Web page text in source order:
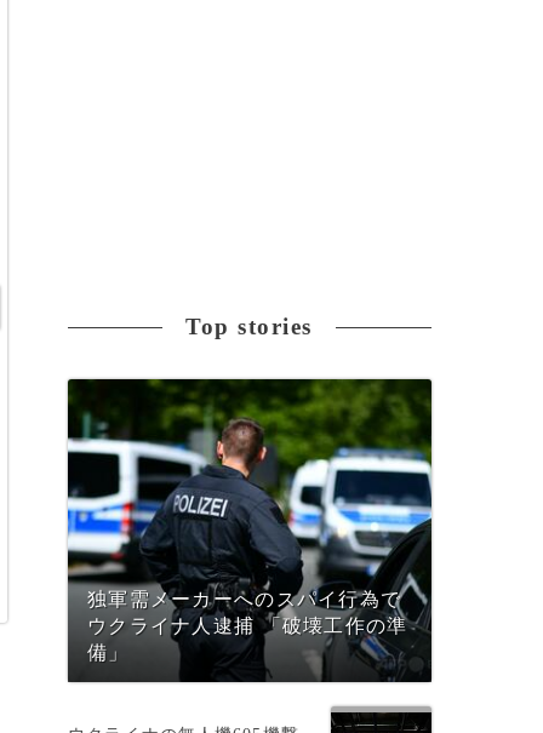
Top stories
独軍需メーカーへのスパイ行為で
ウクライナ人逮捕 「破壊工作の準
備」